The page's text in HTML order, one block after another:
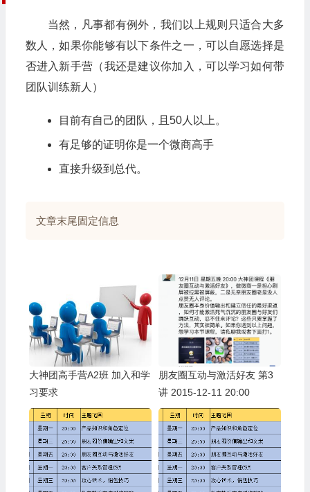
当然，凡事都有例外，我们以上规则只适合大多
数人，如果你能够有以下条件之一，可以自愿选择是
否进入新手营（我还是建议你加入，可以学习如何带
团队训练新人）
目前有自己的团队，且50人以上。
有足够的证明你是一个微商高手
直接升级到总代。
文章末尾固定信息
大神团高手营A2班 加入和学
习要求
朋友圈互动与激活好友 第3
讲 2015-12-11 20:00